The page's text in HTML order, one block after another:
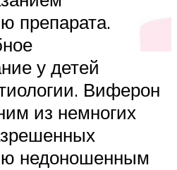
препарата.
у детей
Виферон
из немногих
недоношенным